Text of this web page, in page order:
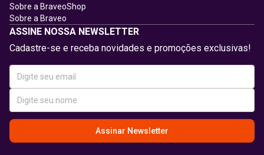
Sobre a BraveoShop
Sobre a Braveo
ASSINE NOSSA NEWSLETTER
Cadastre-se e receba novidades e promoções exclusivas!
Assinar Newsletter